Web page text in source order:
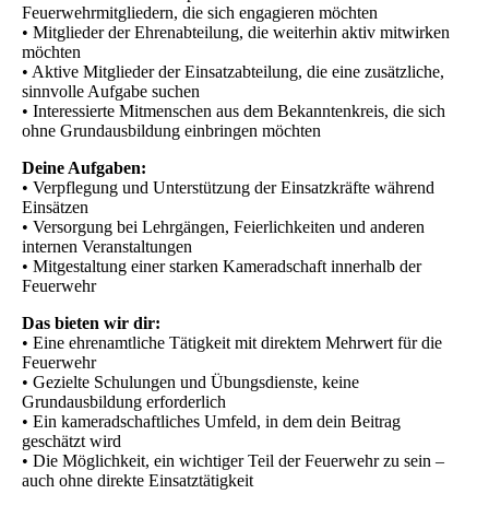
Feuerwehrmitgliedern, die sich engagieren möchten
• Mitglieder der Ehrenabteilung, die weiterhin aktiv mitwirken
möchten
• Aktive Mitglieder der Einsatzabteilung, die eine zusätzliche,
sinnvolle Aufgabe suchen
• Interessierte Mitmenschen aus dem Bekanntenkreis, die sich
ohne Grundausbildung einbringen möchten
Deine Aufgaben:
• Verpflegung und Unterstützung der Einsatzkräfte während
Einsätzen
• Versorgung bei Lehrgängen, Feierlichkeiten und anderen
internen Veranstaltungen
• Mitgestaltung einer starken Kameradschaft innerhalb der
Feuerwehr
Das bieten wir dir:
• Eine ehrenamtliche Tätigkeit mit direktem Mehrwert für die
Feuerwehr
• Gezielte Schulungen und Übungsdienste, keine
Grundausbildung erforderlich
• Ein kameradschaftliches Umfeld, in dem dein Beitrag
geschätzt wird
• Die Möglichkeit, ein wichtiger Teil der Feuerwehr zu sein –
auch ohne direkte Einsatztätigkeit